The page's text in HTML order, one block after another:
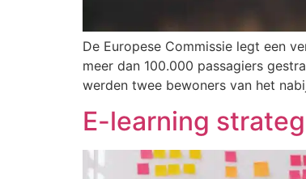
De Europese Commissie legt een
meer dan 100.000 passagiers
werden twee bewoners van het
E-learning